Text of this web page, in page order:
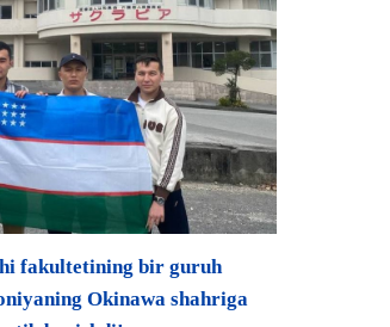
fakultetining bir guruh
Okinawa shahriga